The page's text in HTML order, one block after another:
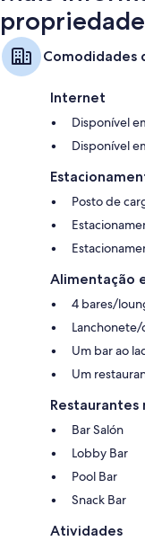
propriedade
Comodidades
Internet
Disponível
Disponível
Posto de
Alimentação
4 bares/
Um bar ao
Um
Restaurantes
Bar Salón
Lobby Bar
Pool Bar
Snack Bar
Atividades